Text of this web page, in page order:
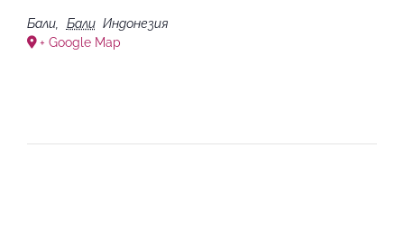
Бали Бали Индонезия
+ Google Map